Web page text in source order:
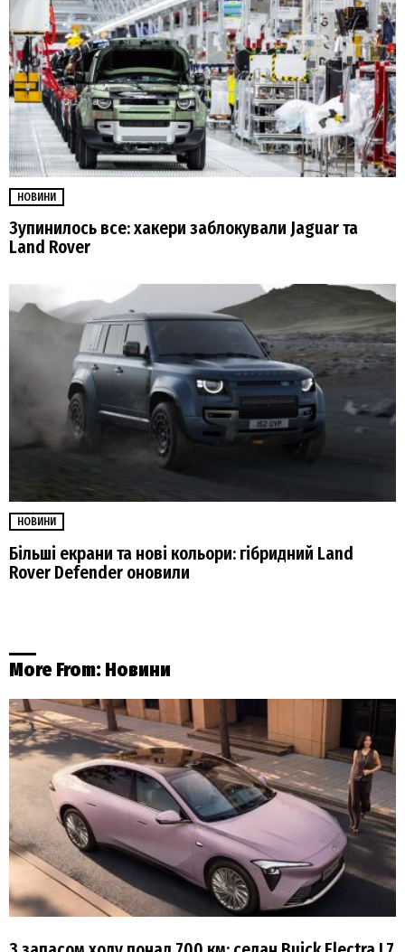
НОВИНИ
Зупинилось все: хакери заблокували Jaguar та
Land Rover
НОВИНИ
Більші екрани та нові кольори: гібридний Land
Rover Defender оновили
More From: Новини